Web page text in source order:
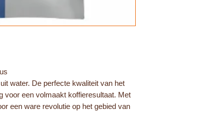
water. De perfecte kwaliteit van het
voor een volmaakt koffieresultaat. Met
een ware revolutie op het gebied van